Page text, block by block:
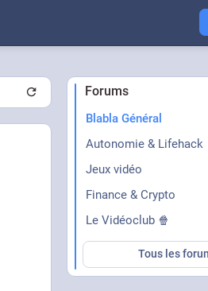
Forums
Blabla Général
Autonomie & Lifehack
Jeux vidéo
Finance & Crypto
Le Vidéoclub 🍿
Tous les